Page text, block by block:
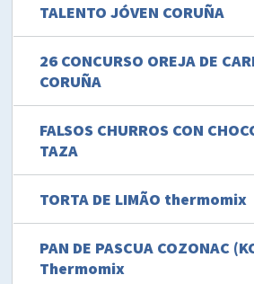
TALENTO JÓVEN CORUÑA
26 CONCURSO OREJA DE
CORUÑA
FALSOS CHURROS CON
TAZA
TORTA DE LIMÃO thermomix
PAN DE PASCUA COZONAC
Thermomix